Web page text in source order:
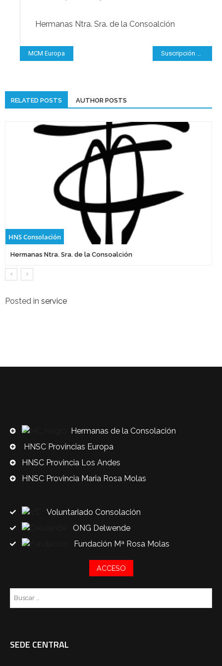
Hermanas Ntra. Sra. de la Consoalción
Navegación
entradas
MCM Europa Suscripción Blog LC
RELATED POSTS AUTHOR POSTS
HNS Consolación
Hermanas Ntra. Sra. de la Consoalción
Posted in service
Hermanas de la Consolación
HNSC Provincias Europa
HNSC Provincia Los Andes
HNSC Provincia Maria Rosa Molas
Voluntariado Consolación
ONG Delwende
Fundación Mª Rosa Molas
ACCESO
SEDE CENTRAL